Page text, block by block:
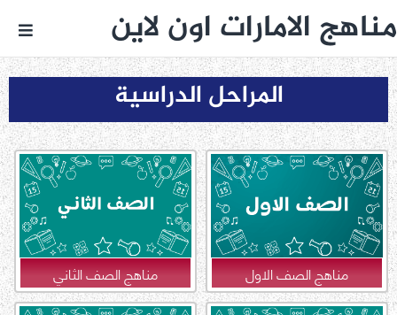
مناهج الامارات اون لاين
المراحل الدراسية
مناهج الصف الاول مناهج الصف الثاني